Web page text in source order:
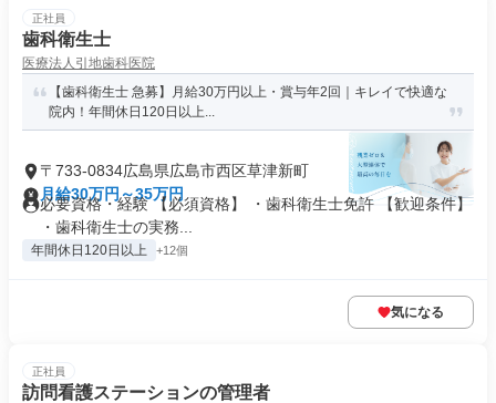
正社員
歯科衛生士
医療法人引地歯科医院
【歯科衛生士 急募】月給30万円以上・賞与年2回｜キレイで快適な
院内！年間休日120日以上...
〒733-0834広島県広島市西区草津新町
月給30万円～35万円
必要資格・経験 【必須資格】 ・歯科衛生士免許 【歓迎条件】
・歯科衛生士の実務...
年間休日120日以上 +12個
気になる
正社員
訪問看護ステーションの管理者